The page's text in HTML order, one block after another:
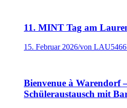
11. MINT Tag am
15. Februar 2026/von
Bienvenue à Warendorf
Schüleraustausch mit